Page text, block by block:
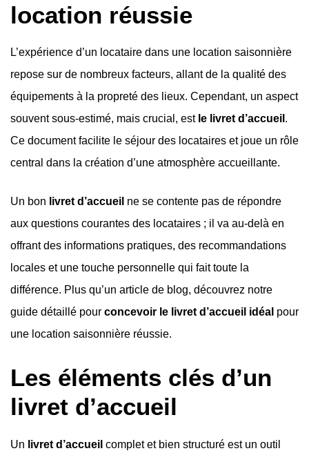
location réussie
L’expérience d’un locataire dans une location saisonnière
repose sur de nombreux facteurs, allant de la qualité des
équipements à la propreté des lieux. Cependant, un aspect
souvent sous-estimé, mais crucial, est le livret d’accueil .
Ce document facilite le séjour des locataires et joue un rôle
central dans la création d’une atmosphère accueillante.
Un bon livret d’accueil ne se contente pas de répondre
aux questions courantes des locataires ; il va au-delà en
offrant des informations pratiques, des recommandations
locales et une touche personnelle qui fait toute la
différence. Plus qu’un article de blog, découvrez notre
guide détaillé pour concevoir le livret d’accueil idéal pour
une location saisonnière réussie.
Les éléments clés d’un
livret d’accueil
Un livret d’accueil complet et bien structuré est un outil